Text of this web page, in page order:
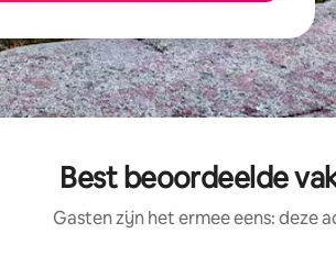
Best beoordeelde
Gasten zijn het ermee eens: deze